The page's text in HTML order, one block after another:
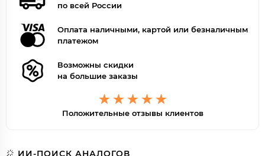
по всей России
Оплата наличными, картой или безналичным
платежом
Возможны скидки
на большие заказы
Положительные отзывы клиентов
ИИ-ПОИСК АНАЛОГОВ